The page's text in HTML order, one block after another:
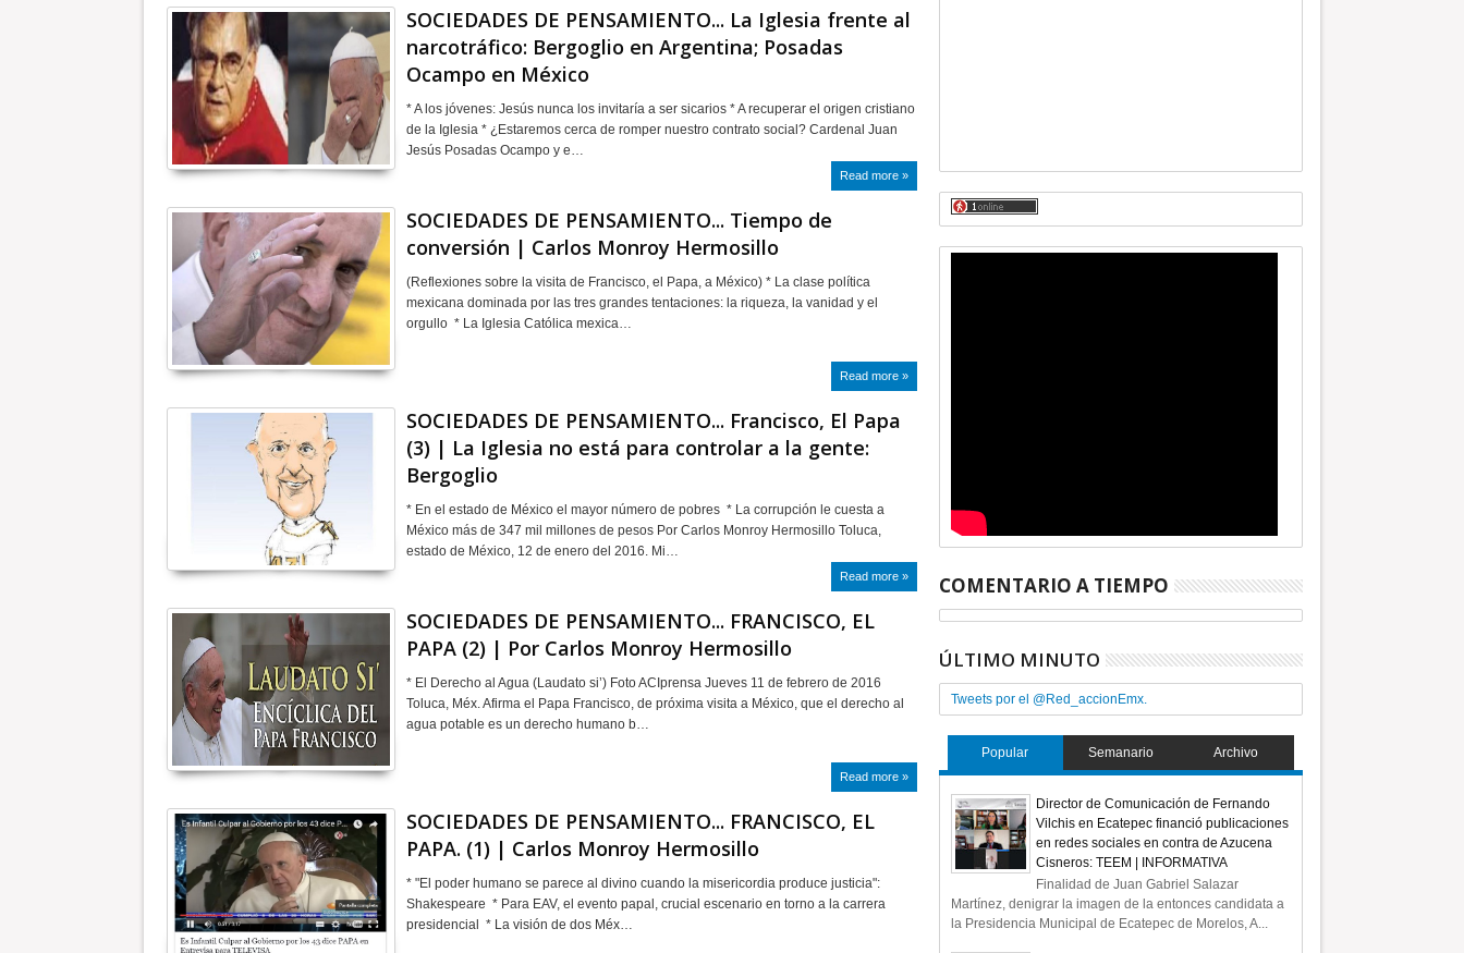
SOCIEDADES DE PENSAMIENTO... La Iglesia frente al
narcotráfico: Bergoglio en Argentina; Posadas
Ocampo en México
* A los jóvenes: Jesús nunca los invitaría a ser sicarios * A recuperar el origen cristiano
de la Iglesia * ¿Estaremos cerca de romper nuestro contrato social? Cardenal Juan
Jesús Posadas Ocampo y e…
Read more »
SOCIEDADES DE PENSAMIENTO... Tiempo de
conversión | Carlos Monroy Hermosillo
(Reflexiones sobre la visita de Francisco, el Papa, a México) * La clase política
mexicana dominada por las tres grandes tentaciones: la riqueza, la vanidad y el
orgullo * La Iglesia Católica mexica…
Read more »
SOCIEDADES DE PENSAMIENTO... Francisco, El Papa
(3) | La Iglesia no está para controlar a la gente:
Bergoglio
* En el estado de México el mayor número de pobres * La corrupción le cuesta a
México más de 347 mil millones de pesos Por Carlos Monroy Hermosillo Toluca,
estado de México, 12 de enero del 2016. Mi…
Read more »
SOCIEDADES DE PENSAMIENTO... FRANCISCO, EL
PAPA (2) | Por Carlos Monroy Hermosillo
* El Derecho al Agua (Laudato si’) Foto ACIprensa Jueves 11 de febrero de 2016
Toluca, Méx. Afirma el Papa Francisco, de próxima visita a México, que el derecho al
agua potable es un derecho humano b…
Read more »
SOCIEDADES DE PENSAMIENTO... FRANCISCO, EL
PAPA. (1) | Carlos Monroy Hermosillo
* "El poder humano se parece al divino cuando la misericordia produce justicia":
Shakespeare * Para EAV, el evento papal, crucial escenario en torno a la carrera
presidencial * La visión de dos Méx…
COMENTARIO A TIEMPO
ÚLTIMO MINUTO
Tweets por el @Red_accionEmx.
Popular Semanario Archivo
Director de Comunicación de Fernando
Vilchis en Ecatepec financió publicaciones
en redes sociales en contra de Azucena
Cisneros: TEEM | INFORMATIVA
Finalidad de Juan Gabriel Salazar
Martínez, denigrar la imagen de la entonces candidata a
la Presidencia Municipal de Ecatepec de Morelos, A...